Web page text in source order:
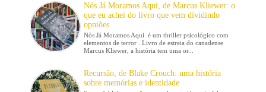
Nós Já Moramos Aqui, de Marcus Kliewer: o
que eu achei do livro que vem dividindo
opniões
Nós Já Moramos Aqui é um thriller psicológico com
elementos de terror . Livro de estreia do canadense
Marcus Kliewer, a história tem uma or...
Recursão, de Blake Crouch: uma história
sobre memórias e identidade